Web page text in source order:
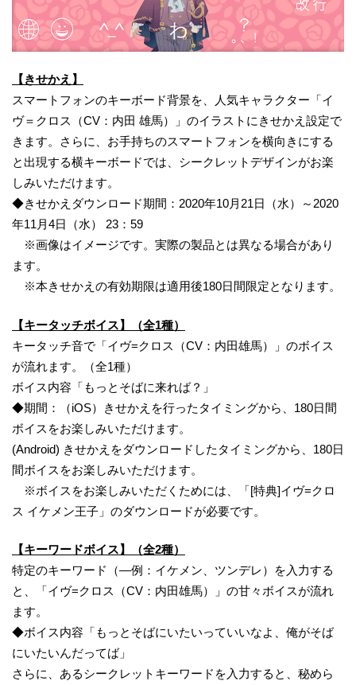
【きせかえ】
スマートフォンのキーボード背景を、人気キャラクター「イ
ヴ＝クロス（CV：内田 雄馬）」のイラストにきせかえ設定で
きます。さらに、お手持ちのスマートフォンを横向きにする
と出現する横キーボードでは、シークレットデザインがお楽
しみいただけます。
◆きせかえダウンロード期間：2020年10月21日（水）～2020
年11月4日（水） 23：59
※画像はイメージです。実際の製品とは異なる場合があり
ます。
※本きせかえの有効期限は適用後180日間限定となります。
【キータッチボイス】（全1種）
キータッチ音で「イヴ=クロス（CV：内田雄馬）」のボイス
が流れます。（全1種）
ボイス内容「もっとそばに来れば？」
◆期間：（iOS）きせかえを行ったタイミングから、180日間
ボイスをお楽しみいただけます。
(Android) きせかえをダウンロードしたタイミングから、180日
間ボイスをお楽しみいただけます。
※ボイスをお楽しみいただくためには、「[特典]イヴ=クロ
ス イケメン王子」のダウンロードが必要です。
【キーワードボイス】（全2種）
特定のキーワード（―例：イケメン、ツンデレ）を入力する
と、「イヴ=クロス（CV：内田雄馬）」の甘々ボイスが流れ
ます。
◆ボイス内容「もっとそばにいたいっていいなよ、俺がそば
にいたいんだってば」
さらに、あるシークレットキーワードを入力すると、秘めら